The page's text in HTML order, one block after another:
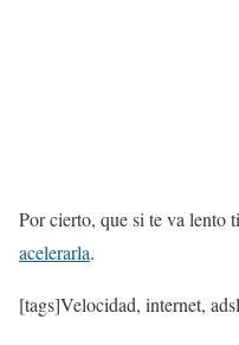
Por cierto, que si te va lento
acelerarla.
[tags]Velocidad, internet,